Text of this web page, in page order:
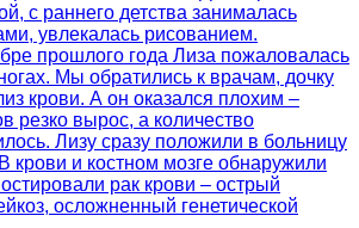
с раннего детства занималась
увлекалась рисованием.
прошлого года Лиза пожаловалась
Мы обратились к врачам, дочку
крови. А он оказался плохим –
резко вырос, а количество
Лизу сразу положили в больницу
крови и костном мозге обнаружили
рак крови – острый
осложненный генетической